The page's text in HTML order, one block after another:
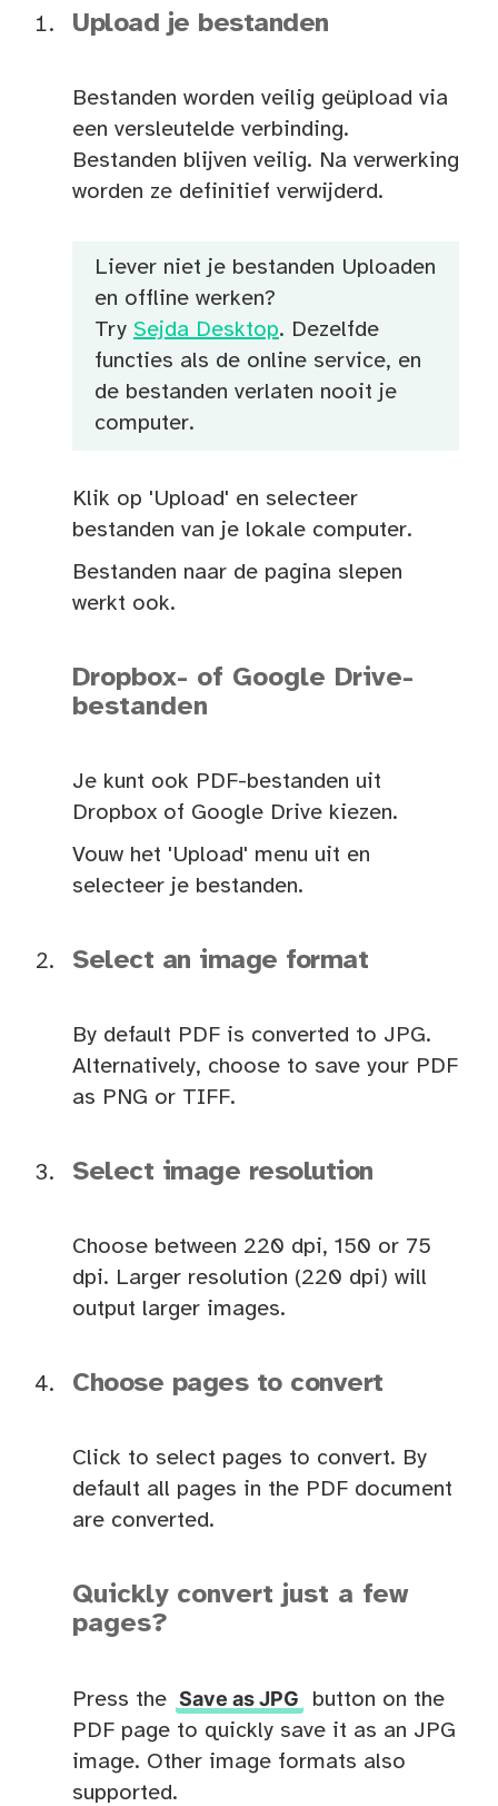
Upload je bestanden
Bestanden worden veilig geüpload via
een versleutelde verbinding.
Bestanden blijven veilig. Na verwerking
worden ze definitief verwijderd.
Liever niet je bestanden Uploaden
en offline werken?
Try Sejda Desktop. Dezelfde
functies als de online service, en
de bestanden verlaten nooit je
computer.
Klik op 'Upload' en selecteer
bestanden van je lokale computer.
Bestanden naar de pagina slepen
werkt ook.
Dropbox- of Google Drive-
bestanden
Je kunt ook PDF-bestanden uit
Dropbox of Google Drive kiezen.
Vouw het 'Upload' menu uit en
selecteer je bestanden.
Select an image format
By default PDF is converted to JPG.
Alternatively, choose to save your PDF
as PNG or TIFF.
Select image resolution
Choose between 220 dpi, 150 or 75
dpi. Larger resolution (220 dpi) will
output larger images.
Choose pages to convert
Click to select pages to convert. By
default all pages in the PDF document
are converted.
Quickly convert just a few
pages?
Press the Save as JPG
button on the
PDF page to quickly save it as an JPG
image. Other image formats also
supported.